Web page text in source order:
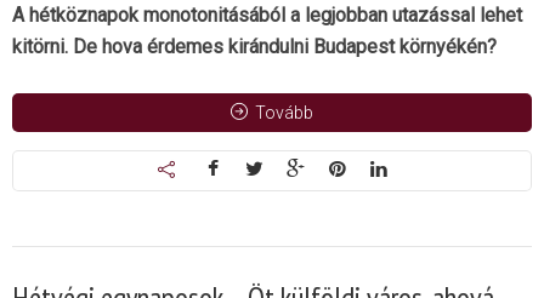
A hétköznapok monotonitásából a legjobban utazással lehet
kitörni. De hova érdemes kirándulni Budapest környékén?
Tovább